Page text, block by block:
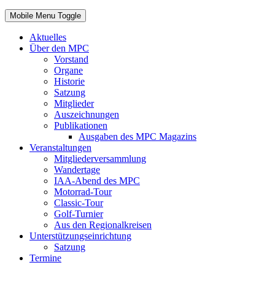
Mobile Menu Toggle
Aktuelles
Über den MPC
Vorstand
Organe
Historie
Satzung
Mitglieder
Auszeichnungen
Publikationen
Ausgaben des MPC Magazins
Veranstaltungen
Mitgliederversammlung
Wandertage
IAA-Abend des MPC
Motorrad-Tour
Classic-Tour
Golf-Turnier
Aus den Regionalkreisen
Unterstützungseinrichtung
Satzung
Termine